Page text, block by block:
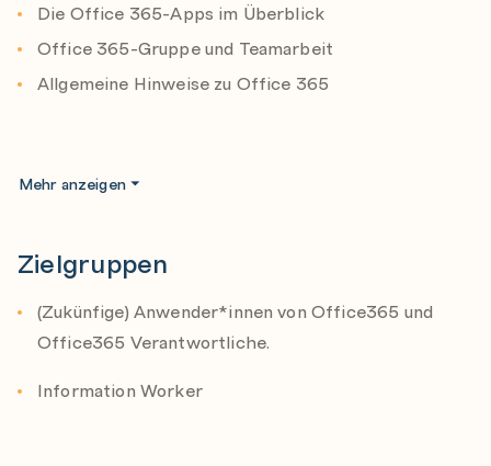
Online-Notizbücher erstellen und gemeinsam
nutzen.
Die Office 365-Apps im Überblick
Office 365-Gruppe und Teamarbeit
Allgemeine Hinweise zu Office 365
Mein Office 365
Konto einsehen und allgemeine Einstellungen
Office 365-Konto mit Windows verbinden
Mehr anzeigen
Zielgruppen
(Zukünfige) Anwender*innen von Office365 und
Office365 Verantwortliche.
Information Worker